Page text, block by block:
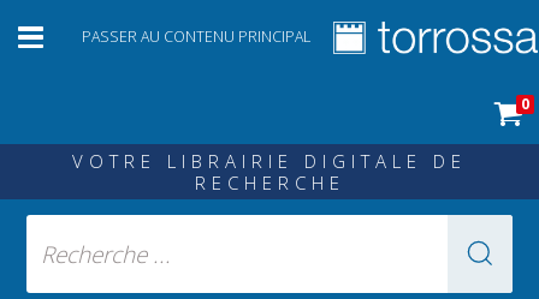
PASSER AU CONTENU PRINCIPAL
0
VOTRE LIBRAIRIE DIGITALE DE
RECHERCHE